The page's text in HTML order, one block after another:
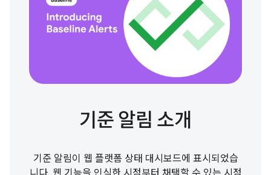
기준 알림 소개
기준 알림이 웹 플랫폼 상태 대시보드에 표시되었습